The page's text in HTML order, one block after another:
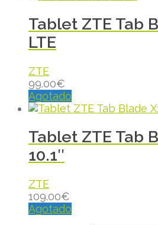
Tablet ZTE Tab
LTE
ZTE
99.00€
Agotado
Tablet ZTE Tab
10.1″
ZTE
109.00€
Agotado